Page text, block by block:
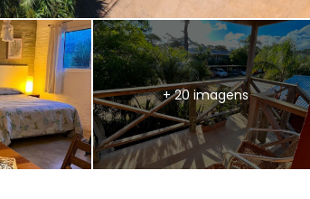
+ 20 imagens